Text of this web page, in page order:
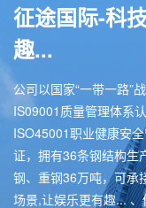
征途国际-科
趣...
公司以国家“一带一路”
IS09001质量管理体系
ISO45001职业健康安
证，拥有36条钢结构生
钢、重钢36万吨，可承
场景,让娱乐更有趣...